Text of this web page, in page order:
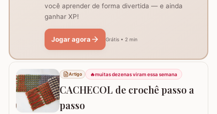
você aprender de forma divertida — e ainda
ganhar XP!
Jogar agora Grátis • 2 min
Artigo 🔥muitas dezenas viram essa semana
CACHECOL de crochê passo a
passo